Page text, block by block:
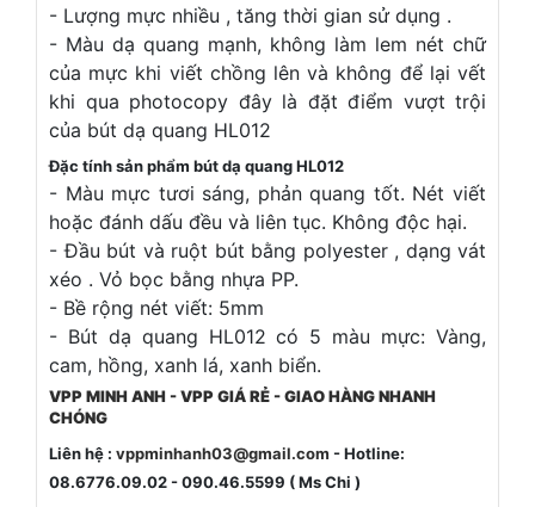
- Lượng mực nhiều , tăng thời gian sử dụng .
- Màu dạ quang mạnh, không làm lem nét chữ
của mực khi viết chồng lên và không để lại vết
khi qua photocopy đây là đặt điểm vượt trội
của bút dạ quang HL012
Đặc tính sản phẩm bút dạ quang HL012
- Màu mực tươi sáng, phản quang tốt. Nét viết
hoặc đánh dấu đều và liên tục. Không độc hại.
- Đầu bút và ruột bút bằng polyester , dạng vát
xéo . Vỏ bọc bằng nhựa PP.
- Bề rộng nét viết: 5mm
- Bút dạ quang HL012 có 5 màu mực: Vàng,
cam, hồng, xanh lá, xanh biển.
VPP MINH ANH - VPP GIÁ RẺ - GIAO HÀNG NHANH
CHÓNG
Liên hệ : vppminhanh03@gmail.com - Hotline:
08.6776.09.02 - 090.46.5599 ( Ms Chi )